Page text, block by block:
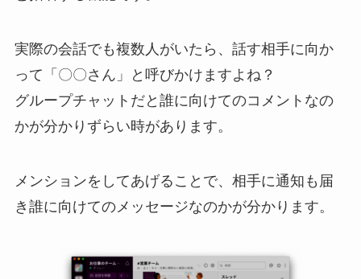
実際の会話でも複数人がいたら、話す相手に向か
って「〇〇さん」と呼びかけますよね？
グループチャットだと誰に向けてのコメントなの
かが分かりずらい時があります。
メンションをしてあげることで、相手に通知も届
き誰に向けてのメッセージなのかが分かります。